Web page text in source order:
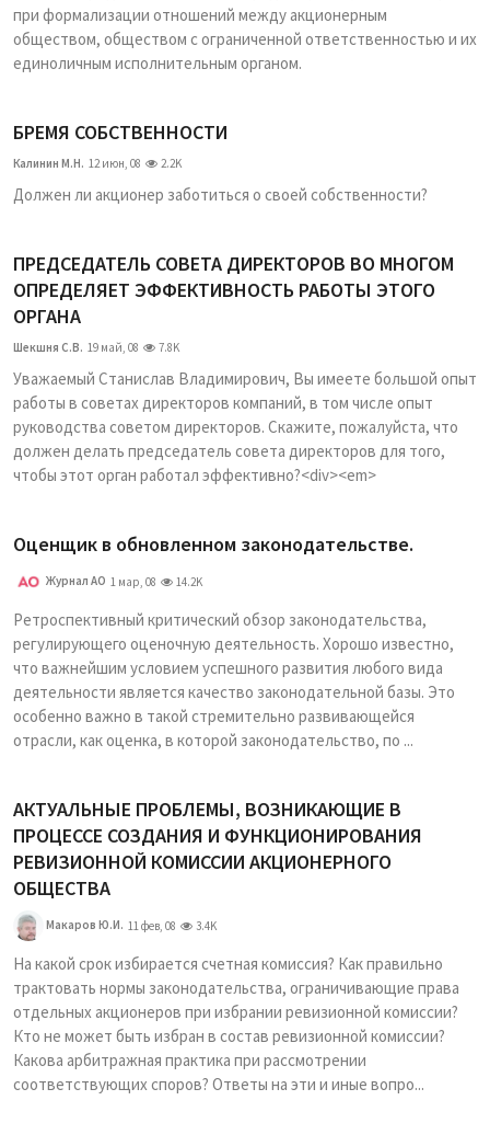
при формализации отношений между акционерным
обществом, обществом с ограниченной ответственностью и их
единоличным исполнительным органом.
БРЕМЯ СОБСТВЕННОСТИ
Калинин М.Н. 12 июн, 08 2.2K
Должен ли акционер заботиться о своей собственности?
ПРЕДСЕДАТЕЛЬ СОВЕТА ДИРЕКТОРОВ ВО МНОГОМ
ОПРЕДЕЛЯЕТ ЭФФЕКТИВНОСТЬ РАБОТЫ ЭТОГО
ОРГАНА
Шекшня С.В. 19 май, 08 7.8K
Уважаемый Станислав Владимирович, Вы имеете большой опыт
работы в советах директоров компаний, в том числе опыт
руководства советом директоров. Скажите, пожалуйста, что
должен делать председатель совета директоров для того,
чтобы этот орган работал эффективно?<div><em>
Оценщик в обновленном законодательстве.
Журнал АО 1 мар, 08 14.2K
Ретроспективный критический обзор законодательства,
регулирующего оценочную деятельность. Хорошо известно,
что важнейшим условием успешного развития любого вида
деятельности является качество законодательной базы. Это
особенно важно в такой стремительно развивающейся
отрасли, как оценка, в которой законодательство, по ...
АКТУАЛЬНЫЕ ПРОБЛЕМЫ, ВОЗНИКАЮЩИЕ В
ПРОЦЕССЕ СОЗДАНИЯ И ФУНКЦИОНИРОВАНИЯ
РЕВИЗИОННОЙ КОМИССИИ АКЦИОНЕРНОГО
ОБЩЕСТВА
Макаров Ю.И. 11 фев, 08 3.4K
На какой срок избирается счетная комиссия? Как правильно
трактовать нормы законодательства, ограничивающие права
отдельных акционеров при избрании ревизионной комиссии?
Кто не может быть избран в состав ревизионной комиссии?
Какова арбитражная практика при рассмотрении
соответствующих споров? Ответы на эти и иные вопро...